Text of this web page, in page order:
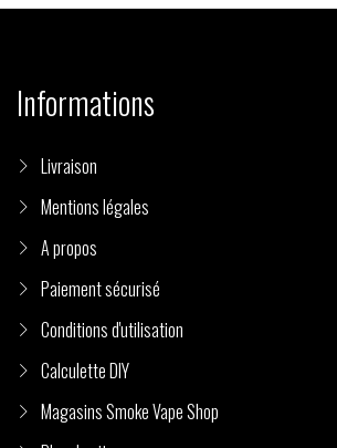
Informations
Livraison
Mentions légales
A propos
Paiement sécurisé
Conditions d'utilisation
Calculette DIY
Magasins Smoke Vape Shop